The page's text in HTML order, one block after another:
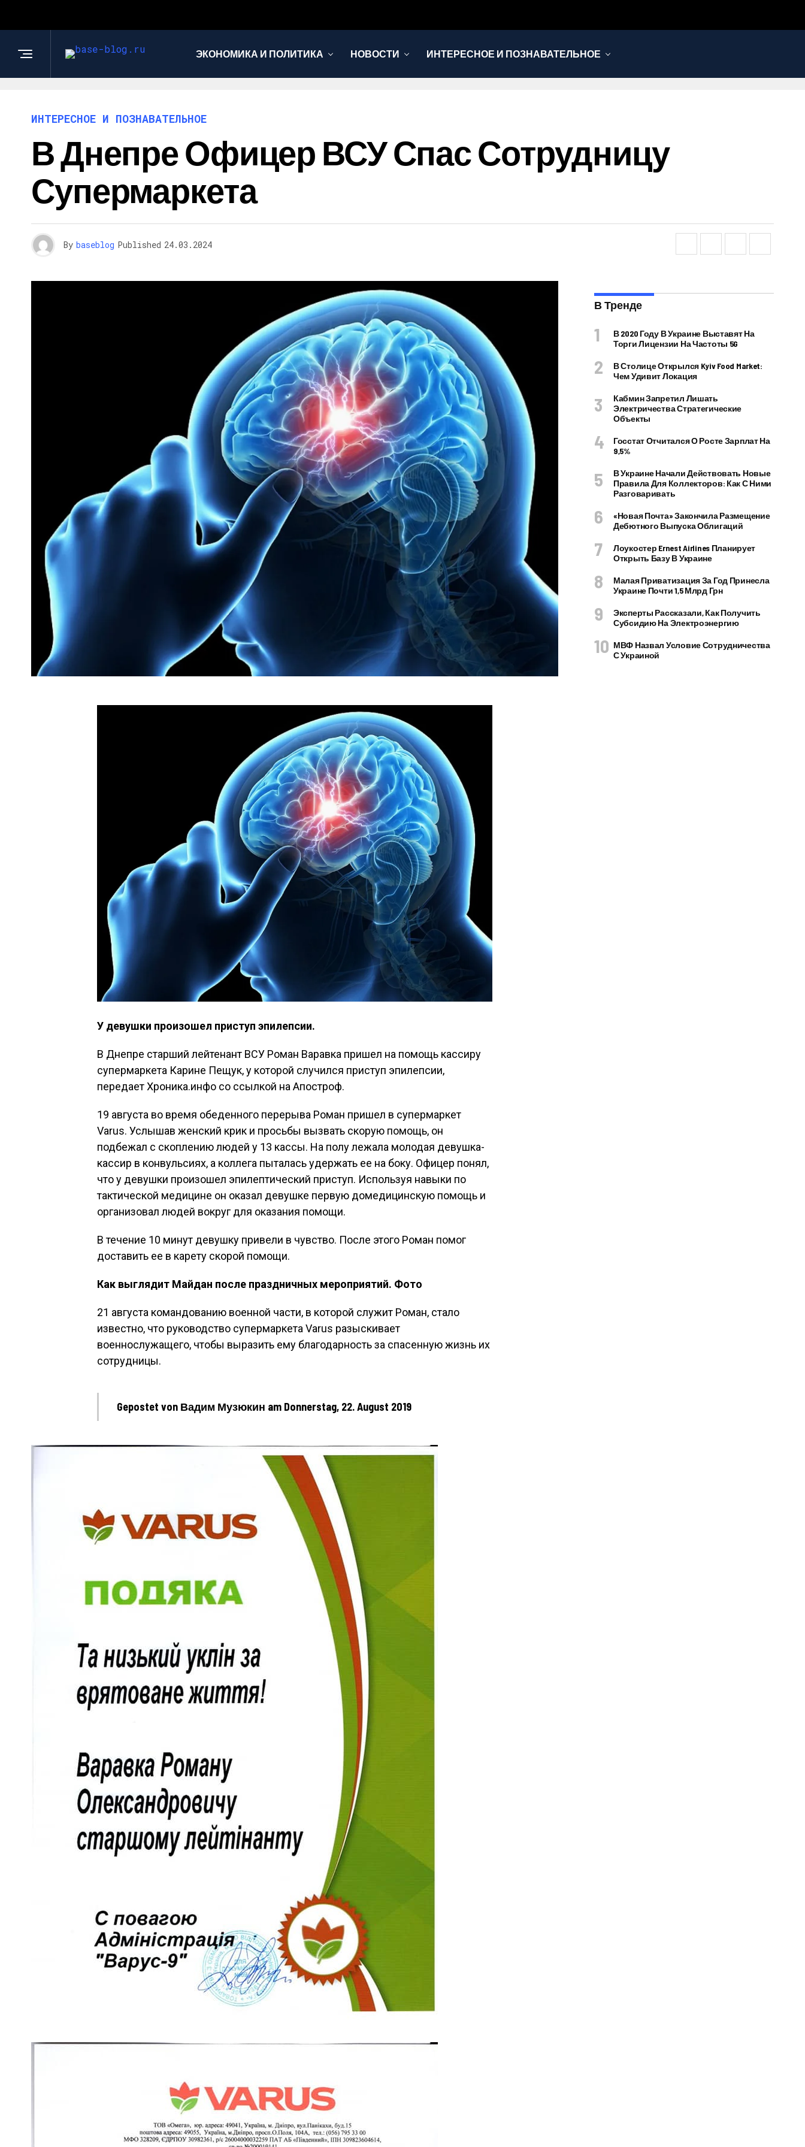
ЭКОНОМИКА И ПОЛИТИКА НОВОСТИ ИНТЕРЕСНОЕ И ПОЗНАВАТЕЛЬНОЕ
ИНТЕРЕСНОЕ И ПОЗНАВАТЕЛЬНОЕ
В Днепре Офицер ВСУ Спас Сотрудницу
Супермаркета
By baseblog Published 24.03.2024
У девушки произошел приступ эпилепсии.
В Днепре старший лейтенант ВСУ Роман Варавка пришел на помощь кассиру
супермаркета Карине Пещук, у которой случился приступ эпилепсии,
передает Хроника.инфо со ссылкой на Апостроф.
19 августа во время обеденного перерыва Роман пришел в супермаркет
Varus. Услышав женский крик и просьбы вызвать скорую помощь, он
подбежал с скоплению людей у 13 кассы. На полу лежала молодая девушка-
кассир в конвульсиях, а коллега пыталась удержать ее на боку. Офицер понял,
что у девушки произошел эпилептический приступ. Используя навыки по
тактической медицине он оказал девушке первую домедицинскую помощь и
организовал людей вокруг для оказания помощи.
В течение 10 минут девушку привели в чувство. После этого Роман помог
доставить ее в карету скорой помощи.
Как выглядит Майдан после праздничных мероприятий. Фото
21 августа командованию военной части, в которой служит Роман, стало
известно, что руководство супермаркета Varus разыскивает
военнослужащего, чтобы выразить ему благодарность за спасенную жизнь их
сотрудницы.
Gepostet von Вадим Музюкин am Donnerstag, 22. August 2019
В Тренде
В 2020 Году В Украине Выставят На
Торги Лицензии На Частоты 5G
В Столице Открылся Kyiv Food Market:
Чем Удивит Локация
Кабмин Запретил Лишать
Электричества Стратегические
Объекты
Госстат Отчитался О Росте Зарплат На
9,5%
В Украине Начали Действовать Новые
Правила Для Коллекторов: Как С Ними
Разговаривать
«Новая Почта» Закончила Размещение
Дебютного Выпуска Облигаций
Лоукостер Ernest Airlines Планирует
Открыть Базу В Украине
Малая Приватизация За Год Принесла
Украине Почти 1,5 Млрд Грн
Эксперты Рассказали, Как Получить
Субсидию На Электроэнергию
МВФ Назвал Условие Сотрудничества
С Украиной